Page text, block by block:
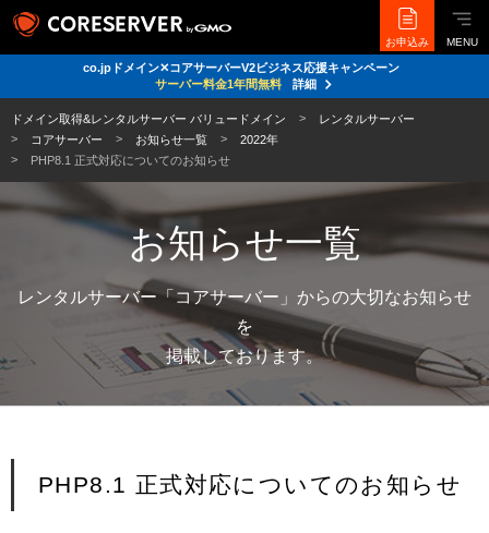
お申込み MENU
co.jpドメイン✕コアサーバーV2ビジネス応援キャンペーン
サーバー料金1年間無料
詳細
ドメイン取得&レンタルサーバー バリュードメイン
レンタルサーバー
コアサーバー
お知らせ一覧
2022年
PHP8.1 正式対応についてのお知らせ
お知らせ一覧
レンタルサーバー「コアサーバー」からの大切なお知らせ
を
掲載しております。
PHP8.1 正式対応についてのお知らせ